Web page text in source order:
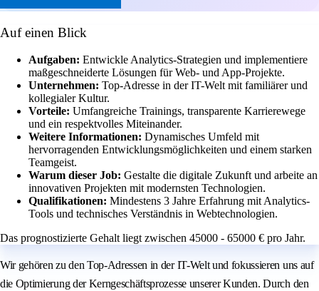
Auf einen Blick
Aufgaben: Entwickle Analytics-Strategien und implementiere
maßgeschneiderte Lösungen für Web- und App-Projekte.
Unternehmen: Top-Adresse in der IT-Welt mit familiärer und
kollegialer Kultur.
Vorteile: Umfangreiche Trainings, transparente Karrierewege
und ein respektvolles Miteinander.
Weitere Informationen: Dynamisches Umfeld mit
hervorragenden Entwicklungsmöglichkeiten und einem starken
Teamgeist.
Warum dieser Job: Gestalte die digitale Zukunft und arbeite an
innovativen Projekten mit modernsten Technologien.
Qualifikationen: Mindestens 3 Jahre Erfahrung mit Analytics-
Tools und technisches Verständnis in Webtechnologien.
Das prognostizierte Gehalt liegt zwischen 45000 - 65000 € pro Jahr.
Wir gehören zu den Top-Adressen in der IT-Welt und fokussieren uns auf
die Optimierung der Kerngeschäftsprozesse unserer Kunden. Durch den